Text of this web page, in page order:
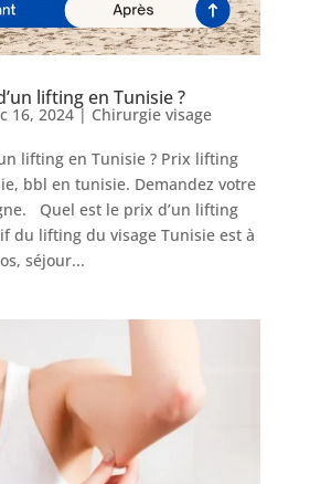
lifting en Tunisie ?
16, 2024| Chirurgie visage
lifting en Tunisie ? Prix lifting
bbl en tunisie. Demandez votre
Quel est le prix d’un lifting
du lifting du visage Tunisie est à
séjour...